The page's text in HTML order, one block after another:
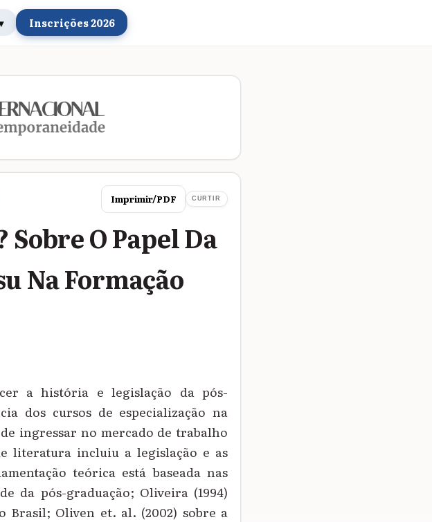
Inscrições 2026
Imprimir/PDF CURTIR
Sobre O Papel Da
Na Formação
a história e legislação da pós-
dos cursos de especialização na
ingressar no mercado de trabalho
literatura incluiu a legislação e as
teórica está baseada nas
da pós-graduação; Oliveira (1994)
Brasil; Oliven et. al. (2002) sobre a